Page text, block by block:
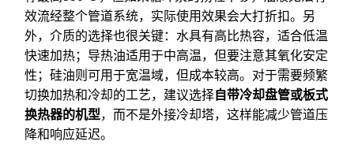
效流经整个管道系统，实际使用效果会大打折扣。另
外，介质的选择也很关键：水具有高比热容，适合低温
快速加热；导热油适用于中高温，但要注意其氧化安定
性；硅油则可用于宽温域，但成本较高。对于需要频繁
切换加热和冷却的工艺，建议选择自带冷却盘管或板式
换热器的机型，而不是外接冷却塔，这样能减少管道压
降和响应延迟。